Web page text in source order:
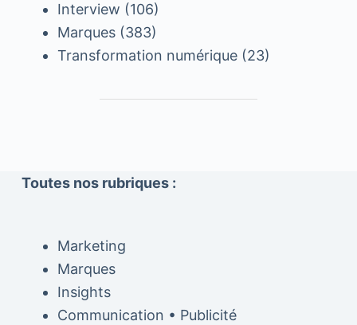
Interview (106)
Marques(383)
Transformation numérique(23)
Toutes nos rubriques :
Marketing
Marques
Insights
Communication • Publicité